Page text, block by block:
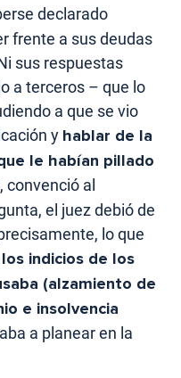
declarado
frente a sus deudas
sus respuestas
a terceros – que lo
a que se vio
y hablar de la
le habían pillado
, convenció al
el juez debió de
lo que
indicios de los
(alzamiento de
e insolvencia
a planear en la